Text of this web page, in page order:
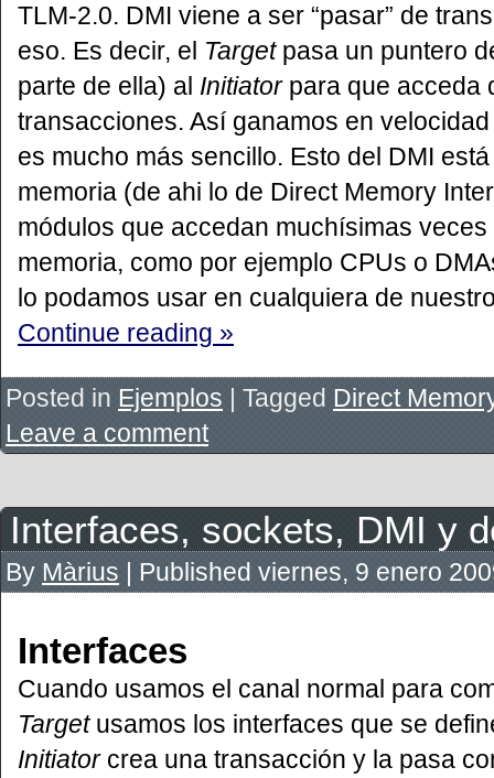
TLM-2.0. DMI viene a ser “pasar” de
eso. Es decir, el Targetpasa un puntero
parte de ella) al Initiatorpara que acceda
transacciones. Así ganamos en
es mucho más sencillo. Esto del DMI
memoria (de ahi lo de Direct Memory
módulos que accedan muchísimas
memoria, como por ejemplo CPUs o
lo podamos usar en cualquiera de
Continue reading »
Posted in Ejemplos | Tagged Direct
Leave a comment
Interfaces, sockets, DMI y
By Màrius | Published viernes, 9 enero
Interfaces
Cuando usamos el canal normal para
Targetusamos los interfaces que se
Initiatorcrea una transacción y la pasa